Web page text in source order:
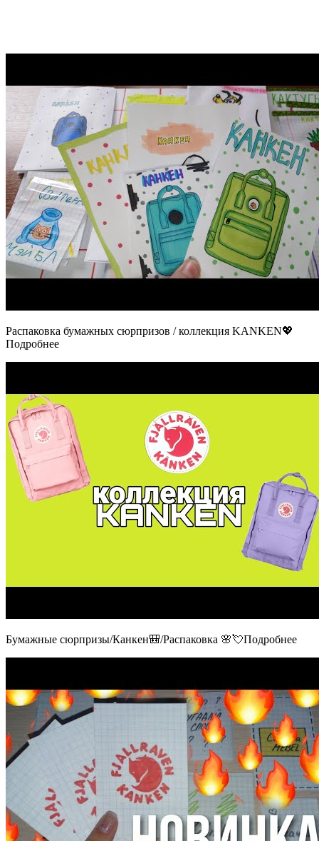
Распаковка бумажных сюрпризов / коллекция KANKEN💖
Подробнее
Бумажные сюрпризы/Канкен🎒/Распаковка 🌸💘Подробнее